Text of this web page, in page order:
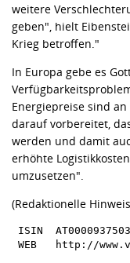
weitere
geben", hielt
Krieg betroffen."
In Europa gebe es
Energiepreise sind
darauf vorbereitet,
werden und damit
erhöhte
umzusetzen".
(Redaktionelle
ISIN  AT0000937503